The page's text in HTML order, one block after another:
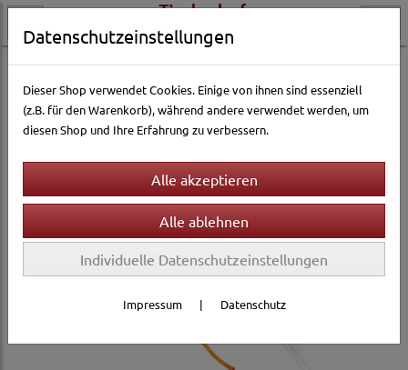
Katzenwelt Katzenspielzeug Catnip- & Baldrian-Spielzeug
Datenschutzeinstellungen
Dieser Shop verwendet Cookies. Einige von ihnen sind essenziell
(z.B. für den Warenkorb), während andere verwendet werden, um
diesen Shop und Ihre Erfahrung zu verbessern.
Individuelle Datenschutzeinstellungen
Impressum | Datenschutz